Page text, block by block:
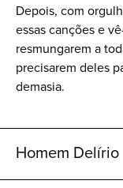
Depois, com
essas canções e
resmungarem a
precisarem deles
demasia.
Homem Delírio